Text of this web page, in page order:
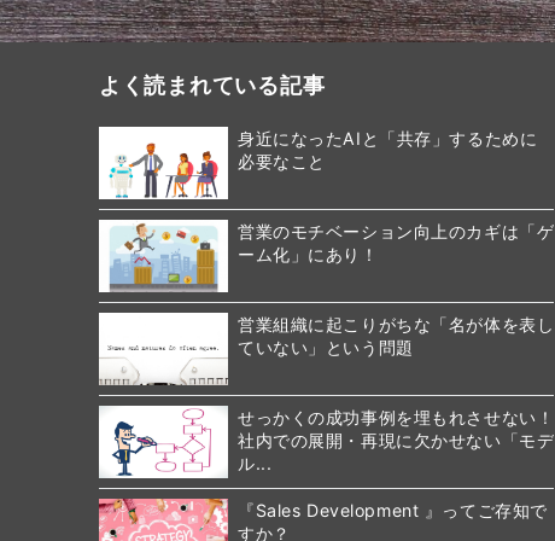
よく読まれている記事
身近になったAIと「共存」するために
必要なこと
営業のモチベーション向上のカギは「ゲ
ーム化」にあり！
営業組織に起こりがちな「名が体を表し
ていない」という問題
せっかくの成功事例を埋もれさせない！
社内での展開・再現に欠かせない「モデ
ル...
『Sales Development 』ってご存知で
すか？